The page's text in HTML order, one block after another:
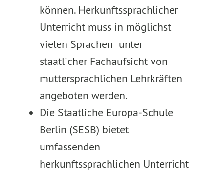
können. Herkunftssprachlicher
Unterricht muss in möglichst
vielen Sprachen unter
staatlicher Fachaufsicht von
muttersprachlichen Lehrkräften
angeboten werden.
Die Staatliche Europa-Schule
Berlin (SESB) bietet
umfassenden
herkunftssprachlichen Unterricht